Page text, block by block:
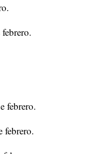
febrero.
febrero.